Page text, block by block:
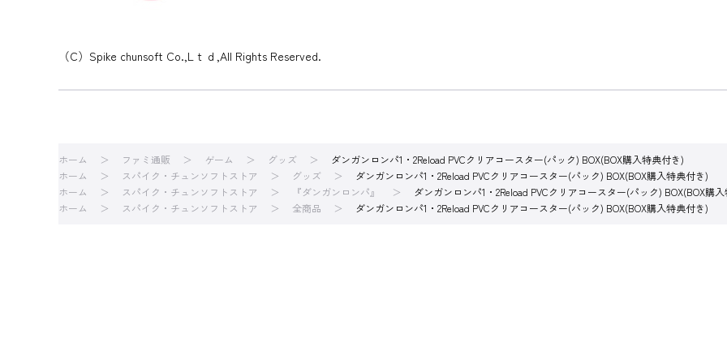
（C）Spike chunsoft Co.,Lｔｄ,All Rights Reserved.
ホーム ファミ通販 ゲーム グッズ
ダンガンロンパ1・2Reload PVCクリアコースター(パック) BOX(BOX購入特典付き)
ホーム
スパイク・チュンソフトストア グッズ
ダンガンロンパ1・2Reload PVCクリアコースター(パック) BOX(BOX購入特典付き)
ホーム
スパイク・チュンソフトストア 『ダンガンロンパ』
ダンガンロンパ1・2Reload PVCクリアコースター(パック) BOX(BOX購
ホーム
スパイク・チュンソフトストア 全商品 ダンガンロンパ1・2Reload PVCクリアコースター(パック) BOX(BOX購入特典付き)